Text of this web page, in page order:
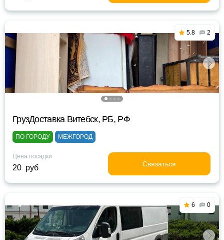
5.8 2
ГрузДоставка Витебск, РБ, РФ
ПО ГОРОДУ МЕЖГОРОД
Цена посадки
20 руб Связаться
6 0